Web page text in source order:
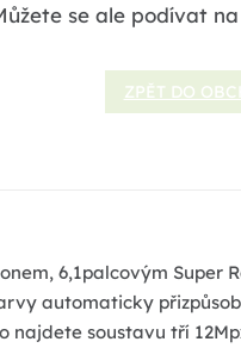
se ale podívat
ZPĚT DO
6,1palcovým Super
automaticky
najdete soustavu tří